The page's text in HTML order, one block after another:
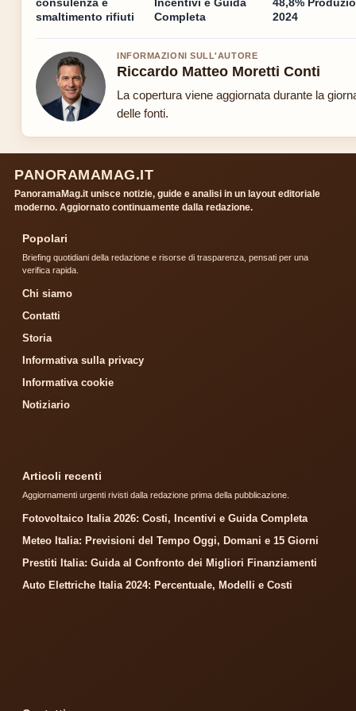
smaltimento rifiuti
Completa
2024
INFORMAZIONI SULL'AUTORE
Riccardo Matteo Moretti Conti
La copertura viene aggiornata durante la
delle fonti.
PANORAMAMAG.IT
PanoramaMag.it unisce notizie, guide e analisi in un layout editoriale
moderno. Aggiornato continuamente dalla redazione.
Popolari
Briefing quotidiani della redazione e risorse di trasparenza, pensati per una
verifica rapida.
Chi siamo
Contatti
Storia
Informativa sulla privacy
Informativa cookie
Notiziario
Articoli recenti
Aggiornamenti urgenti rivisti dalla redazione prima della pubblicazione.
Fotovoltaico Italia 2026: Costi, Incentivi e Guida Completa
Meteo Italia: Previsioni del Tempo Oggi, Domani e 15 Giorni
Prestiti Italia: Guida al Confronto dei Migliori Finanziamenti
Auto Elettriche Italia 2024: Percentuale, Modelli e Costi